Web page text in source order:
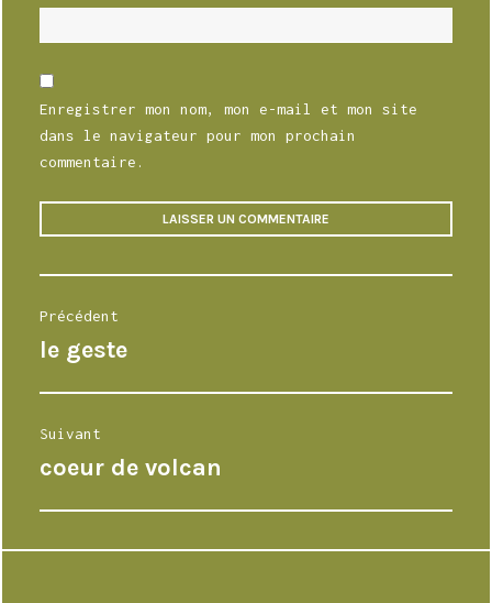
Enregistrer mon nom, mon e-mail et mon site
dans le navigateur pour mon prochain
commentaire.
de
l’article
Précédent
Article
le geste
Suivant
Article
coeur de volcan